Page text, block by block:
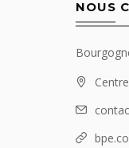
NOUS